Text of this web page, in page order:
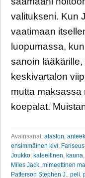
valitukseni. Kun
vaatimaan
luopumassa,
sanoin
keskivartalon
mutta maksassa
koepalat.
Avainsanat: alaston
ensimmäinen kivi Fariseus,
Joukko, kateellinen kauna
Miles Jack, mimeettinen
Patterson Stephen J.
peli